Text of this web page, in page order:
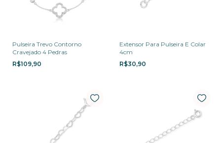
Pulseira Trevo Contorno
Cravejado 4 Pedras
R$109,90
Extensor Para Pulseira E Colar
4cm
R$30,90